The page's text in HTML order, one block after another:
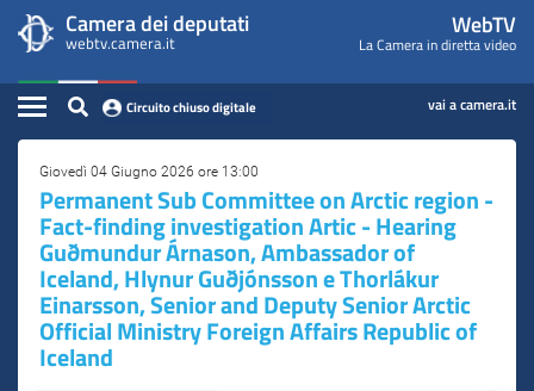
contenuto
principale
WebTV
Camera
dei
Deputati
menu
di
navigazione
Camera dei deputati
webtv.camera.it
WebTV
La Camera in diretta video
Home
Assemblea
Presidente
Commissioni
Eventi
Conferenze Stampa
Cerca
Circuito chiuso digitale
Circuito chiuso digitale vai a camera.it
Contenuto
Giovedì 04 Giugno 2026 ore 13:00
Permanent Sub Committee on Arctic region -
Fact-finding investigation Artic - Hearing
Guðmundur Árnason, Ambassador of
Iceland, Hlynur Guðjónsson e Thorlákur
Einarsson, Senior and Deputy Senior Arctic
Official Ministry Foreign Affairs Republic of
Iceland